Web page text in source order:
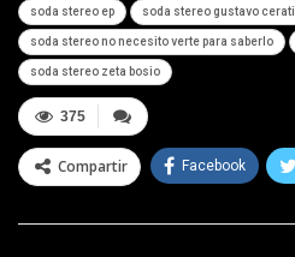
soda stereo ep soda stereo gustavo cerati
soda stereo no necesito verte para saberlo
soda stereo zeta bosio
375
Compartir Facebook